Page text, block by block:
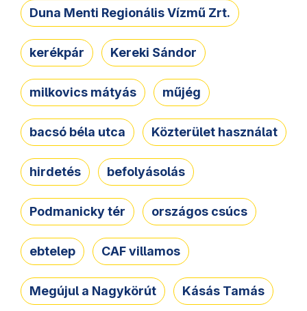
Duna Menti Regionális Vízmű Zrt.
kerékpár Kereki Sándor
milkovics mátyás műjég
bacsó béla utca Közterület használat
hirdetés befolyásolás
Podmanicky tér országos csúcs
ebtelep CAF villamos
Megújul a Nagykörút Kásás Tamás